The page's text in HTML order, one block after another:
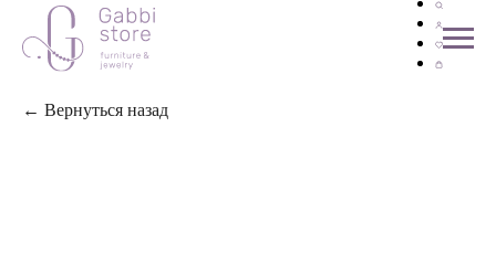
← Вернуться назад